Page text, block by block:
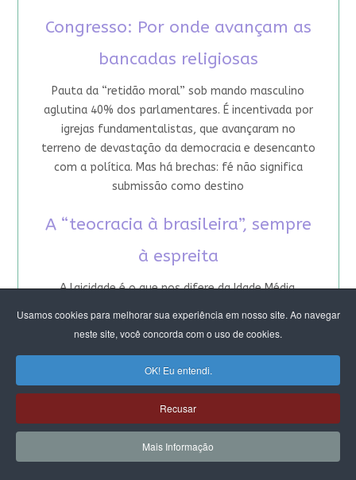
Usamos cookies para melhorar sua experiência em nosso site. Ao navegar
neste site, você concorda com o uso de cookies.
OK! Eu entendi.
Recusar
Mais Informação
Congresso: Por onde avançam as
bancadas religiosas
Pauta da “retidão moral” sob mando masculino
aglutina 40% dos parlamentares. É incentivada por
igrejas fundamentalistas, que avançaram no
terreno de devastação da democracia e desencanto
com a política. Mas há brechas: fé não significa
submissão como destino
A “teocracia à brasileira”, sempre
à espreita
A laicidade é o que nos difere da Idade Média.
direitos de mulheres e minorias – e à própria
democracia – não causa o espanto que deveria?